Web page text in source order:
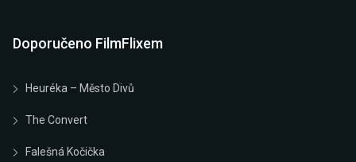
Doporučeno FilmFlixem
Heuréka – Město Divů
The Convert
Falešná Kočička